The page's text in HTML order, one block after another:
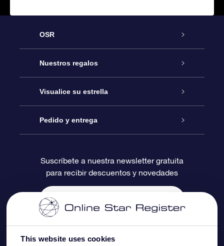
This website uses cookies
OSR
Atención
Contáctanos
Blog
Reseñas
Nuestros regalos
Regalo Estrella Online
Paquete de Regalo OSR
Tarjeta de Regalo OSR
Regalos empresariales
Visualice su estrella
Registro estelar
Página de Estrella Personalizada
Un Millón de Estrellas
Pedido y entrega
Información de Pago
Información de Envío
Suscríbete a nuestra newsletter gratuita
para recibir descuentos y novedades